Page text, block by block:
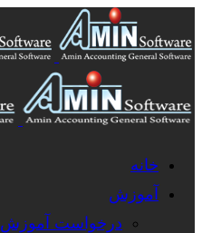
خانه
آموزش
درخواست آموزش